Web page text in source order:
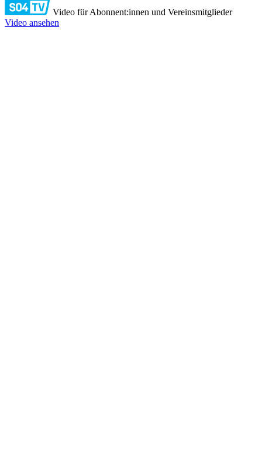
Video für Abonnent:innen und Vereinsmitglieder
Video ansehen